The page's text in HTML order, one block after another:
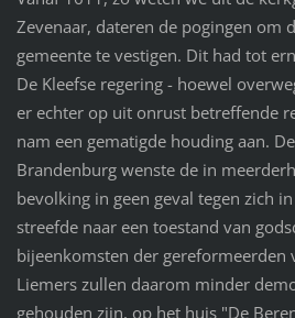
Zevenaar, dateren de pogingen om
gemeente te vestigen. Dit had tot
De Kleefse regering - hoewel
er echter op uit onrust betreffende
nam een gematigde houding aan.
Brandenburg wenste de in
bevolking in geen geval tegen zich
streefde naar een toestand van
bijeenkomsten der gereformeerden
Liemers zullen daarom minder
gehouden zijn, op het huis "De